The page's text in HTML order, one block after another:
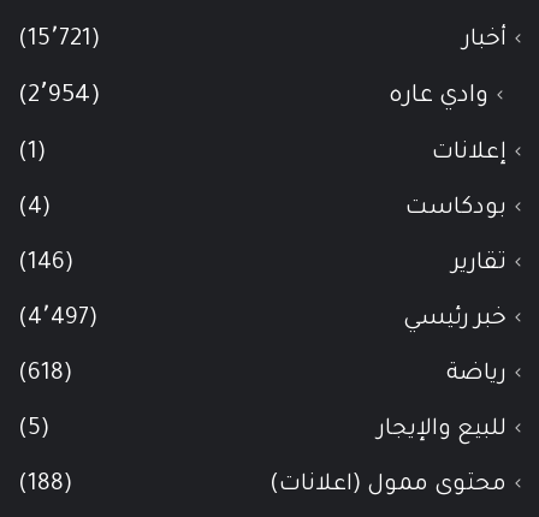
أخبار (15٬721)
وادي عاره (2٬954)
إعلانات (1)
بودكاست (4)
تقارير (146)
خبر رئيسي (4٬497)
رياضة (618)
للبيع والإيجار (5)
محتوى ممول (اعلانات) (188)